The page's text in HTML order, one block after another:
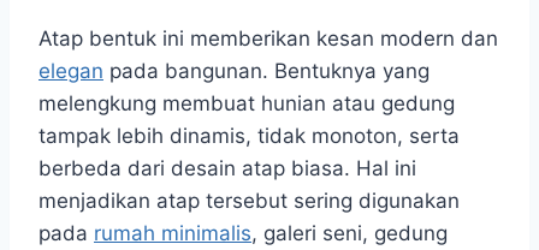
Atap bentuk ini memberikan kesan modern dan
elegan pada bangunan. Bentuknya yang
melengkung membuat hunian atau gedung
tampak lebih dinamis, tidak monoton, serta
berbeda dari desain atap biasa. Hal ini
menjadikan atap tersebut sering digunakan
pada rumah minimalis, galeri seni, gedung